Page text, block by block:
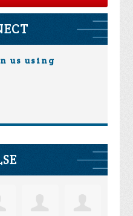
us using